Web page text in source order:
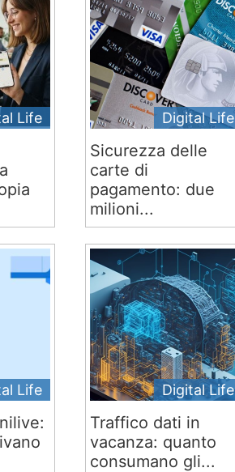
Life Digital Life
Sicurezza delle
carte di
pagamento: due
milioni...
Life Digital Life
Traffico dati in
vacanza: quanto
consumano gli...